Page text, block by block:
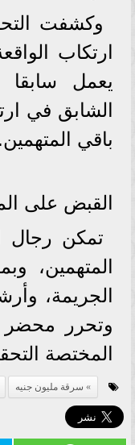
ارتكاب
يعمل سابقا
الشابق في
باقي المتهمين.
القبض على
تمكن رجال
المتهمين،
الجريمة،
وتحرر محضر
المختصة
سرقة مليون جنيه